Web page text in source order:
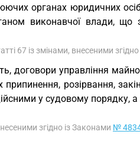
органах юридичних
виконавчої влади, що
67 із змінами, внесеними
договори управління
розірвання,
у судовому порядку,
згідно із Законами №